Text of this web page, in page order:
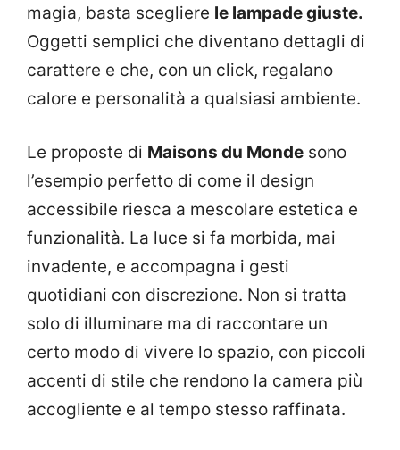
magia, basta scegliere le lampade giuste.
Oggetti semplici che diventano dettagli di
carattere e che, con un click, regalano
calore e personalità a qualsiasi ambiente.
Le proposte di Maisons du Monde sono
l’esempio perfetto di come il design
accessibile riesca a mescolare estetica e
funzionalità. La luce si fa morbida, mai
invadente, e accompagna i gesti
quotidiani con discrezione. Non si tratta
solo di illuminare ma di raccontare un
certo modo di vivere lo spazio, con piccoli
accenti di stile che rendono la camera più
accogliente e al tempo stesso raffinata.